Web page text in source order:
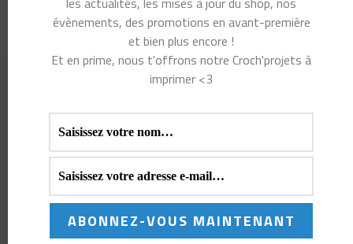
évènements, des promotions en avant-première
et bien plus encore !
Et en prime, nous t'offrons notre Croch'projets à
imprimer <3